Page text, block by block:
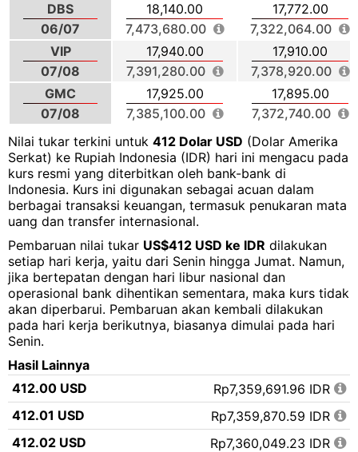
DBS
06/07
18,140.00
7,473,680.00
17,772.00
7,322,064.00
VIP
07/08
17,940.00
7,391,280.00
17,910.00
7,378,920.00
GMC
07/08
17,925.00
7,385,100.00
17,895.00
7,372,740.00
Nilai tukar terkini untuk 412 Dolar USD (Dolar Amerika
Serkat) ke Rupiah Indonesia (IDR) hari ini mengacu pada
kurs resmi yang diterbitkan oleh bank-bank di
Indonesia. Kurs ini digunakan sebagai acuan dalam
berbagai transaksi keuangan, termasuk penukaran mata
uang dan transfer internasional.
Pembaruan nilai tukar US$412 USD ke IDR dilakukan
setiap hari kerja, yaitu dari Senin hingga Jumat. Namun,
jika bertepatan dengan hari libur nasional dan
operasional bank dihentikan sementara, maka kurs tidak
akan diperbarui. Pembaruan akan kembali dilakukan
pada hari kerja berikutnya, biasanya dimulai pada hari
Senin.
Hasil Lainnya
412.00 USD
Rp7,359,691.96 IDR
412.01 USD
Rp7,359,870.59 IDR
412.02 USD
Rp7,360,049.23 IDR